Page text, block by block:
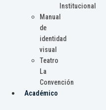
Institucional
Manual
de
identidad
visual
Teatro
La
Convención
Académico